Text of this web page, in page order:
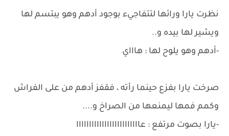
نظرت يارا ورائها لتتفاجيء بوجود أدهم وهو يبتسم لها
ويشير لها بيده و..
-أدهم وهو يلوح لها : هاااي
صرخت يارا بفزع حينما رأته ، فقفز أدهم من على الفراش
وكمم فمها ليمنعها من الصراخ و....
-يارا بصوت مرتفع : عااااااااااااااااااااااااا